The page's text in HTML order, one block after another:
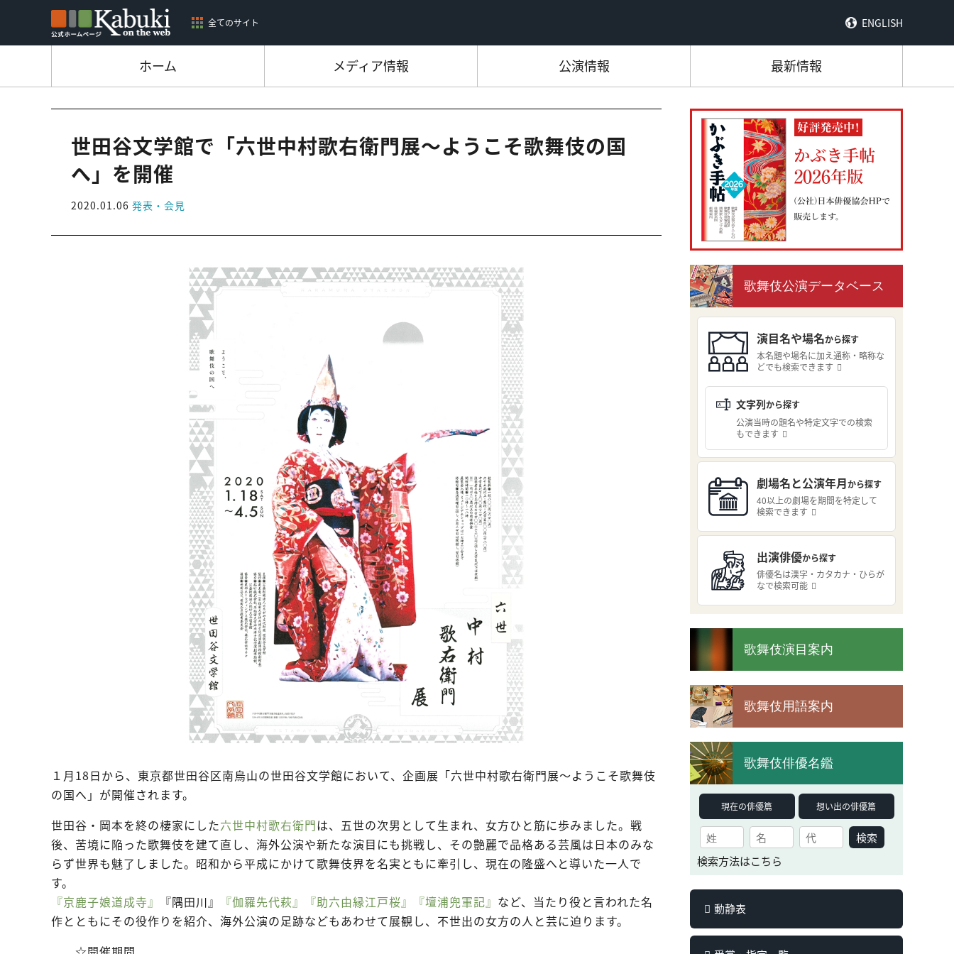
全てのサイト ENGLISH
ホーム メディア情報 公演情報 最新情報
世田谷文学館で「六世中村歌右衛門展～ようこそ歌舞伎の国
へ」を開催
2020.01.06 発表・会見
１月18日から、東京都世田谷区南烏山の世田谷文学館において、企画展「六世中村歌右衛門展～ようこそ歌舞伎
の国へ」が開催されます。
世田谷・岡本を終の棲家にした六世中村歌右衛門は、五世の次男として生まれ、女方ひと筋に歩みました。戦
後、苦境に陥った歌舞伎を建て直し、海外公演や新たな演目にも挑戦し、その艶麗で品格ある芸風は日本のみな
らず世界も魅了しました。昭和から平成にかけて歌舞伎界を名実ともに牽引し、現在の隆盛へと導いた一人で
す。
『京鹿子娘道成寺』
『隅田川』 『伽羅先代萩』 『助六由縁江戸桜』 『壇浦兜軍記』 など、当たり役と言われた名
作とともにその役作りを紹介、海外公演の足跡などもあわせて展観し、不世出の女方の人と芸に迫ります。
歌舞伎公演データベース
演目名や場名から探す
本名題や場名に加え通称・略称な
どでも検索できます
文字列から探す
公演当時の題名や特定文字での検索
もできます
劇場名と公演年月から探す
40以上の劇場を期間を特定して
検索できます
出演俳優から探す
俳優名は漢字・カタカナ・ひらが
なで検索可能
歌舞伎演目案内
歌舞伎用語案内
歌舞伎俳優名鑑
現在の俳優篇 想い出の俳優篇
検索
検索方法はこちら
動静表